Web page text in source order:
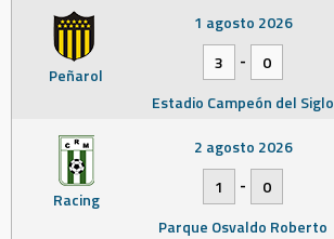
Peñarol
1 agosto 2026
3
-
0
Estadio Campeón del Siglo
Racing
2 agosto 2026
1
-
0
Parque Osvaldo Roberto